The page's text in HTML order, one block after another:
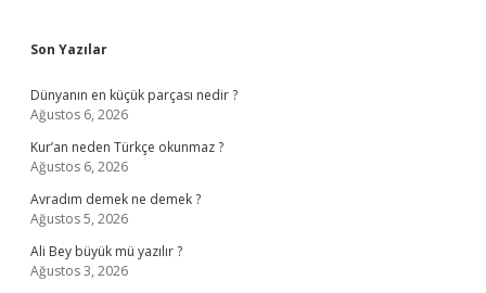
Sidebar
Son Yazılar
Dünyanın en küçük parçası nedir ?
Ağustos 6, 2026
Kur’an neden Türkçe okunmaz ?
Ağustos 6, 2026
Avradım demek ne demek ?
Ağustos 5, 2026
Ali Bey büyük mü yazılır ?
Ağustos 3, 2026